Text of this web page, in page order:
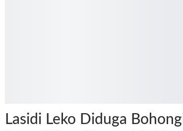
Lasidi Leko Diduga